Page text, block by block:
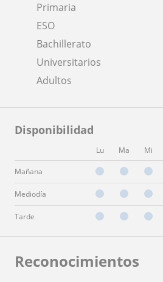
Primaria
ESO
Bachillerato
Universitarios
Adultos
Disponibilidad
Lu Ma Mi
Mañana
Mediodía
Tarde
Reconocimientos